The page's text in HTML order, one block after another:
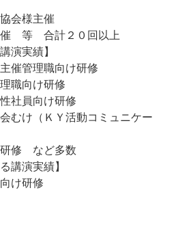
会様主催
催 等 合計２０回以上
演実績】
催管理職向け研修
職向け研修
社員向け研修
むけ（ＫＹ活動コミュニケー
研修 など多数
講演実績】
け研修